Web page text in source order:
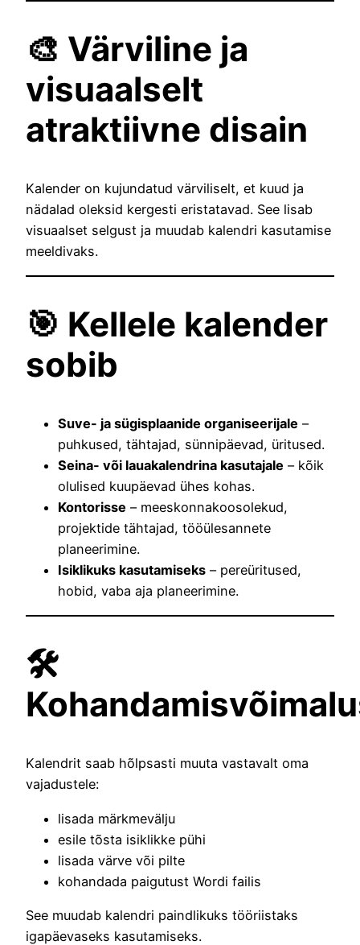
🎨 Värviline ja
visuaalselt
atraktiivne disain
Kalender on kujundatud värviliselt, et kuud ja
nädalad oleksid kergesti eristatavad. See lisab
visuaalset selgust ja muudab kalendri kasutamise
meeldivaks.
🎯 Kellele kalender
sobib
Suve- ja sügisplaanide organiseerijale –
puhkused, tähtajad, sünnipäevad, üritused.
Seina- või lauakalendrina kasutajale – kõik
olulised kuupäevad ühes kohas.
Kontorisse – meeskonnakoosolekud,
projektide tähtajad, tööülesannete
planeerimine.
Isiklikuks kasutamiseks – pereüritused,
hobid, vaba aja planeerimine.
🛠️
Kalendrit saab hõlpsasti muuta vastavalt oma
vajadustele:
lisada märkmevälju
esile tõsta isiklikke pühi
lisada värve või pilte
kohandada paigutust Wordi failis
See muudab kalendri paindlikuks tööriistaks
igapäevaseks kasutamiseks.